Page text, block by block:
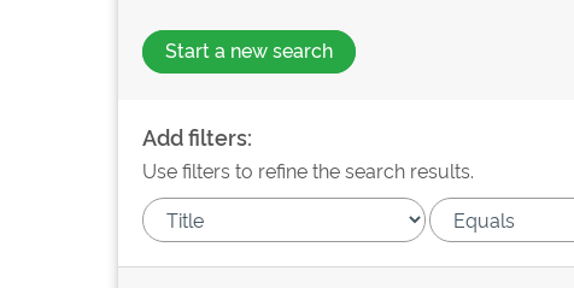
Start a new search
Add filters:
Use filters to refine the search results.